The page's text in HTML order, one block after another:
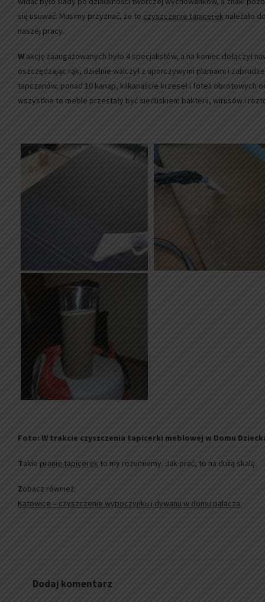
się usuwać. Musimy przyznać, że to czyszczenie tapicerek należało
naszej pracy.
W akcję zaangażowanych było 4 specjalistów, a na koniec dołączył
oszczędzając rąk, dzielnie walczył z uporczywymi plamami i
tapczanów, ponad 10 kanap, kilkanaście krzeseł i foteli obrotowych
wszystkie te meble przestały być siedliskiem bakterii, wirusów i
Foto: W trakcie czyszczenia tapicerki meblowej w Domu
Takie pranie tapicerek to my rozumiemy. Jak prać, to na dużą skalę.
Zobacz również:
Katowice – czyszczenie wypoczynku i dywanu w domu palacza.
Dodaj komentarz